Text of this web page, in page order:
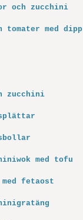
och zucchini
tomater med dipp
zucchini
med tofu
med fetaost